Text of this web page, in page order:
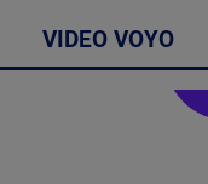
VIDEO VOYO